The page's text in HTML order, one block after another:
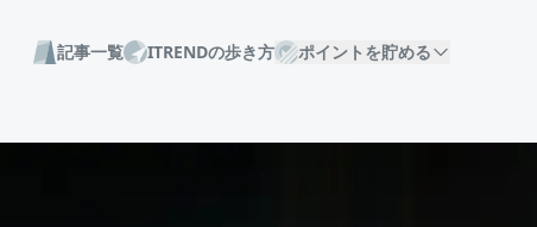
記事一覧 ITRENDの歩き方 ポイントを貯める